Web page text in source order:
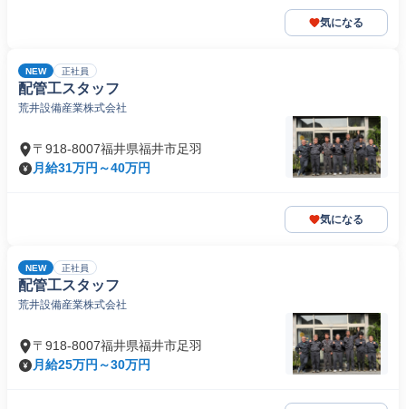
気になる
NEW 正社員
配管工スタッフ
荒井設備産業株式会社
〒918-8007福井県福井市足羽
月給31万円～40万円
気になる
NEW 正社員
配管工スタッフ
荒井設備産業株式会社
〒918-8007福井県福井市足羽
月給25万円～30万円